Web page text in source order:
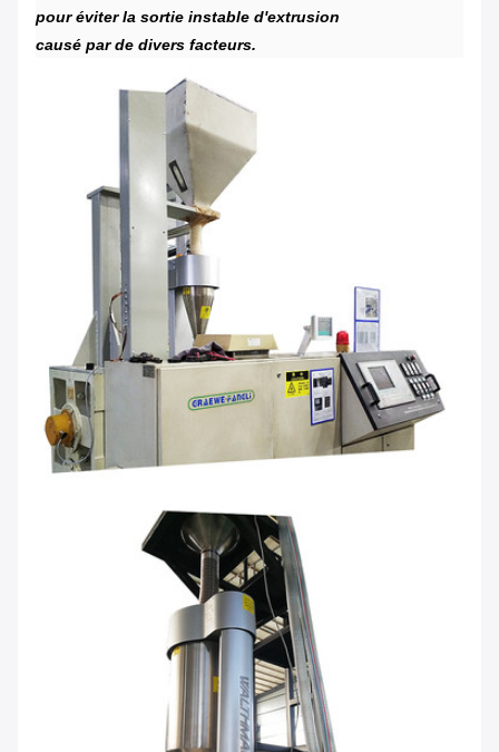
pour éviter la sortie instable d'extrusion
causé par de divers facteurs.